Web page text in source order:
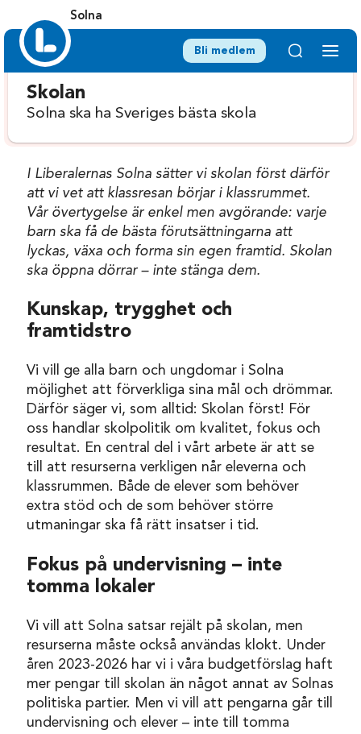
Solna
Bli medlem
Skolan
Solna ska ha Sveriges bästa skola
I Liberalernas Solna sätter vi skolan först därför
att vi vet att klassresan börjar i klassrummet.
Vår övertygelse är enkel men avgörande: varje
barn ska få de bästa förutsättningarna att
lyckas, växa och forma sin egen framtid. Skolan
ska öppna dörrar – inte stänga dem.
Kunskap, trygghet och
framtidstro
Vi vill ge alla barn och ungdomar i Solna
möjlighet att förverkliga sina mål och drömmar.
Därför säger vi, som alltid: Skolan först! För
oss handlar skolpolitik om kvalitet, fokus och
resultat. En central del i vårt arbete är att se
till att resurserna verkligen når eleverna och
klassrummen. Både de elever som behöver
extra stöd och de som behöver större
utmaningar ska få rätt insatser i tid.
Fokus på undervisning – inte
tomma lokaler
Vi vill att Solna satsar rejält på skolan, men
resurserna måste också användas klokt. Under
åren 2023-2026 har vi i våra budgetförslag haft
mer pengar till skolan än något annat av Solnas
politiska partier. Men vi vill att pengarna går till
undervisning och elever – inte till tomma